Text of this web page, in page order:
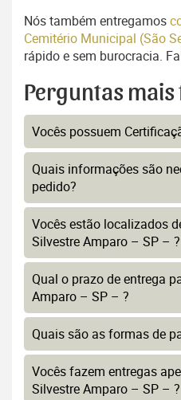
Nós também entregamos
Cemitério Municipal (São
rápido e sem burocracia.
Perguntas
Vocês possuem
Quais informações são
pedido?
Vocês estão localizados
Silvestre Amparo – SP – ?
Qual o prazo de entrega
Amparo – SP – ?
Quais são as formas de
Vocês fazem entregas
Silvestre Amparo – SP – ?